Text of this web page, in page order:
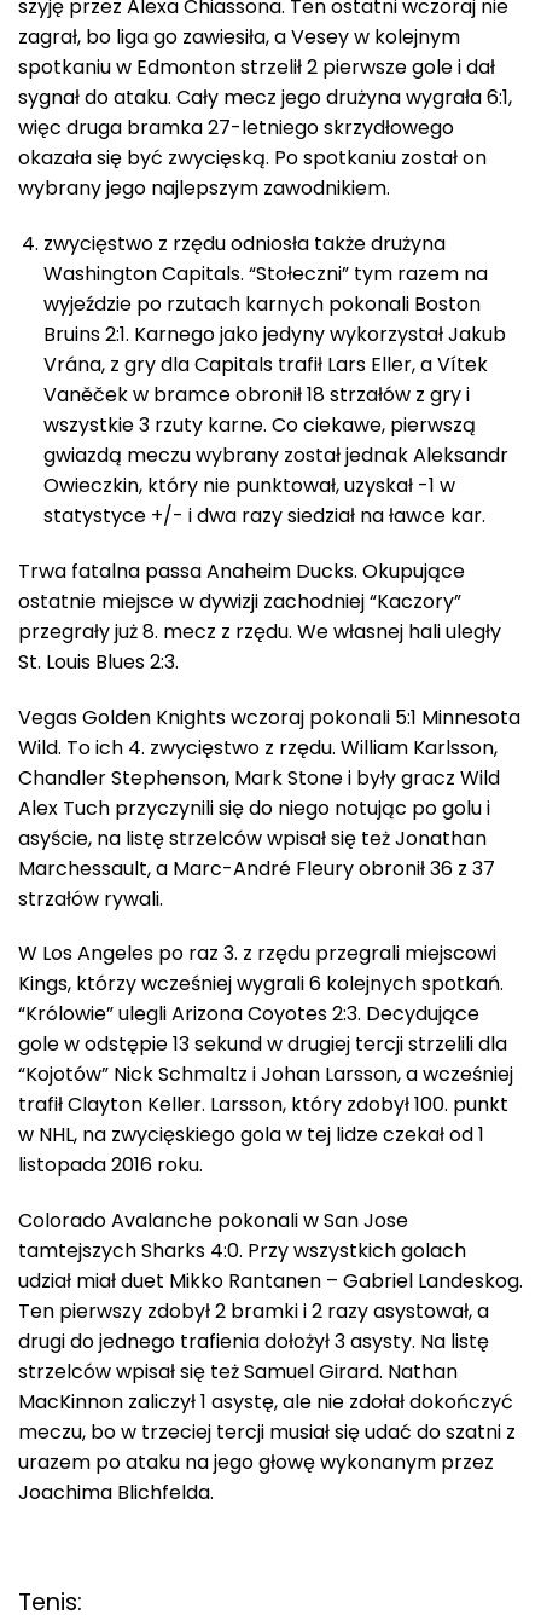
szyję przez Alexa Chiassona. Ten ostatni wczoraj nie
zagrał, bo liga go zawiesiła, a Vesey w kolejnym
spotkaniu w Edmonton strzelił 2 pierwsze gole i dał
sygnał do ataku. Cały mecz jego drużyna wygrała 6:1,
więc druga bramka 27-letniego skrzydłowego
okazała się być zwycięską. Po spotkaniu został on
wybrany jego najlepszym zawodnikiem.
zwycięstwo z rzędu odniosła także drużyna
Washington Capitals. “Stołeczni” tym razem na
wyjeździe po rzutach karnych pokonali Boston
Bruins 2:1. Karnego jako jedyny wykorzystał Jakub
Vrána, z gry dla Capitals trafił Lars Eller, a Vítek
Vaněček w bramce obronił 18 strzałów z gry i
wszystkie 3 rzuty karne. Co ciekawe, pierwszą
gwiazdą meczu wybrany został jednak Aleksandr
Owieczkin, który nie punktował, uzyskał -1 w
statystyce +/- i dwa razy siedział na ławce kar.
Trwa fatalna passa Anaheim Ducks. Okupujące
ostatnie miejsce w dywizji zachodniej “Kaczory”
przegrały już 8. mecz z rzędu. We własnej hali uległy
St. Louis Blues 2:3.
Vegas Golden Knights wczoraj pokonali 5:1 Minnesota
Wild. To ich 4. zwycięstwo z rzędu. William Karlsson,
Chandler Stephenson, Mark Stone i były gracz Wild
Alex Tuch przyczynili się do niego notując po golu i
asyście, na listę strzelców wpisał się też Jonathan
Marchessault, a Marc-André Fleury obronił 36 z 37
strzałów rywali.
W Los Angeles po raz 3. z rzędu przegrali miejscowi
Kings, którzy wcześniej wygrali 6 kolejnych spotkań.
“Królowie” ulegli Arizona Coyotes 2:3. Decydujące
gole w odstępie 13 sekund w drugiej tercji strzelili dla
“Kojotów” Nick Schmaltz i Johan Larsson, a wcześniej
trafił Clayton Keller. Larsson, który zdobył 100. punkt
w NHL, na zwycięskiego gola w tej lidze czekał od 1
listopada 2016 roku.
Colorado Avalanche pokonali w San Jose
tamtejszych Sharks 4:0. Przy wszystkich golach
udział miał duet Mikko Rantanen – Gabriel Landeskog.
Ten pierwszy zdobył 2 bramki i 2 razy asystował, a
drugi do jednego trafienia dołożył 3 asysty. Na listę
strzelców wpisał się też Samuel Girard. Nathan
MacKinnon zaliczył 1 asystę, ale nie zdołał dokończyć
meczu, bo w trzeciej tercji musiał się udać do szatni z
urazem po ataku na jego głowę wykonanym przez
Joachima Blichfelda.
Tenis: